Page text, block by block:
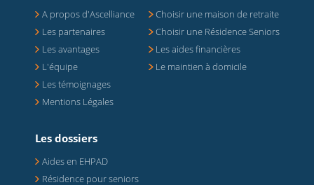
A propos d'Ascelliance
Les partenaires
Les avantages
L'équipe
Les témoignages
Mentions Légales
Choisir une maison de retraite
Choisir une Résidence Seniors
Les aides financières
Le maintien à domicile
Les dossiers
Aides en EHPAD
Résidence pour seniors